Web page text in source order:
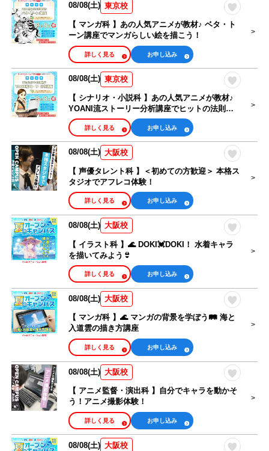
08/08(土) 東京校
【 マンガ科 】あの人気アニメが教材♪ ベタ・ト
ーン講座でマンガらしい絵を描こう！
お申し込み
詳しく見る
08/08(土) 東京校
【 シナリオ・小説科 】あの人気アニメが教材♪
YOANI流ストーリー分析講座でヒットの法則を
知ろう！
お申し込み
詳しく見る
08/08(土) 大阪校
【 声優タレント科 】＜初めての方歓迎＞ 本格ス
タジオでアフレコ体験！
お申し込み
詳しく見る
08/08(土) 大阪校
【 イラスト科 】🌊 DOKI💓DOKI！ 水着キャラ
を描いてみよう👙
お申し込み
詳しく見る
08/08(土) 大阪校
【 マンガ科 】🌊 マンガの背景を学ぼう🛤️ 海と
入道雲の描き方講座
お申し込み
詳しく見る
08/08(土) 大阪校
【 アニメ監督・演出科 】自分でキャラを動かそ
う！アニメ撮影体験！
お申し込み
詳しく見る
08/08(土) 大阪校